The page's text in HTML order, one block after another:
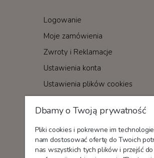
Logowanie
Moje zamówienia
Zwroty i Reklamacje
Ustawienia konta
Ustawienia plików cookies
Nagrody i certyfikaty
Dbamy o Twoją prywatność
Pliki cookies i pokrewne im
nam dostosować ofertę do Twoich
nas wszystkich tych plików i przejść